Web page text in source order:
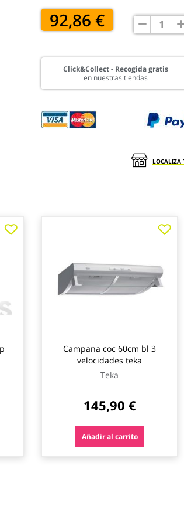
92,86 €
Click&Collect - Recogida gratis
en nuestras tiendas
LOCALIZA
Campana coc 60cm bl 3
velocidades teka
Teka
145,90 €
Añadir al carrito